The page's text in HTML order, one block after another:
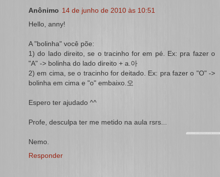
Anônimo 14 de junho de 2010 às 10:51
Hello, anny!
A "bolinha" você põe:
1) do lado direito, se o tracinho for em pé. Ex: pra fazer o
"A" -> bolinha do lado direito + a.아
2) em cima, se o tracinho for deitado. Ex: pra fazer o "O" ->
bolinha em cima e "o" embaixo.오
Espero ter ajudado ^^
Profe, desculpa ter me metido na aula rsrs...
Nemo.
Responder